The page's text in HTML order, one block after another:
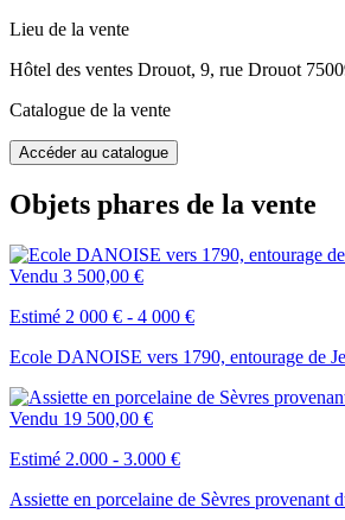
Lieu de la vente
Hôtel des ventes Drouot, 9, rue Drouot
Catalogue de la vente
Accéder au catalogue
Objets phares de la vente
Vendu 3 500,00 €
Estimé 2 000 € - 4 000 €
Ecole DANOISE vers 1790, entourage de
Vendu 19 500,00 €
Estimé 2.000 - 3.000 €
Assiette en porcelaine de Sèvres provenant